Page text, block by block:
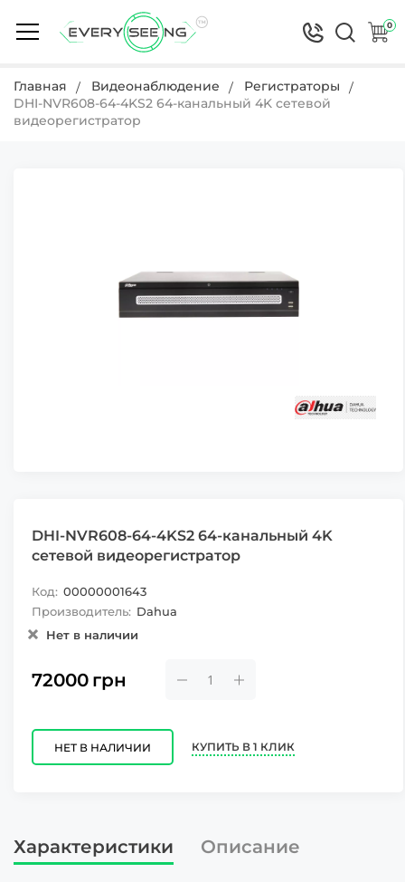
0
Главная Видеонаблюдение
Регистраторы
DHI-NVR608-64-4KS2 64-канальный 4K сетевой
видеорегистратор
DHI-NVR608-64-4KS2 64-канальный 4K
сетевой видеорегистратор
Код: 00000001643
Производитель: Dahua
Нет в наличии
72000 грн
НЕТ В НАЛИЧИИ КУПИТЬ В 1 КЛИК
Характеристики Описание